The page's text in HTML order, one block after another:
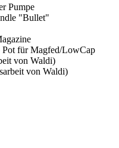
Pumpe
"Bullet"
Pot für Magfed/LowCap
von Waldi)
von Waldi)